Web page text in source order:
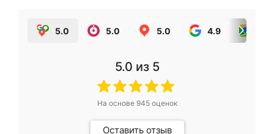
5.0 5.0 5.0 4.9
5.0 из 5
На основе 945оценок
Оставить отзыв